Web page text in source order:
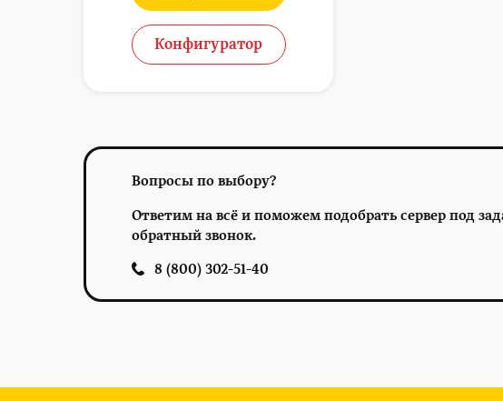
Конфигуратор
Вопросы по выбору?
Ответим на всё и поможем подобрать сервер под
обратный звонок.
8 (800) 302-51-40